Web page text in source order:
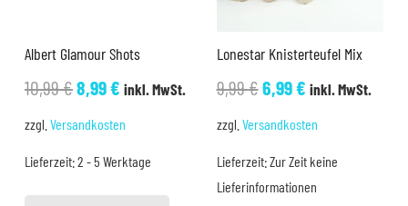
Albert Glamour Shots
10,99€Ursprünglicher
10,99 €
8,99€Aktueller
8,99 €.
inkl. MwSt.
zzgl. Versandkosten
Lieferzeit:2 - 5 Werktage
Lonestar Knisterteufel Mix
9,99€Ursprünglicher
9,99 €
6,99€Aktueller
6,99 €.
inkl. MwSt.
zzgl. Versandkosten
Lieferzeit:Zur Zeit keine
Lieferinformationen